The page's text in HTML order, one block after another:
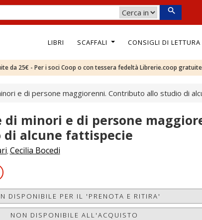
LIBRI SCAFFALI CONSIGLI DI LETTURA
da 25€ - Per i soci Coop o con tessera fedeltà Librerie.coop
e di persone maggiorenni. Contributo allo studio di
di minori e di persone
di alcune fattispecie
, Cecilia Bocedi
DISPONIBILE PER IL 'PRENOTA E RITIRA'
NON DISPONIBILE ALL'ACQUISTO